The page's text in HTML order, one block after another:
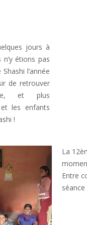
jours à
étions pas
l’année
de retrouver
et plus
les enfants
!
La
Entre